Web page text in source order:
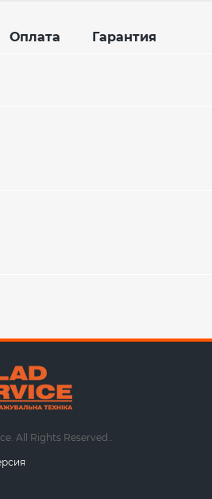
Оплата Гарантия
All Rights Reserved..